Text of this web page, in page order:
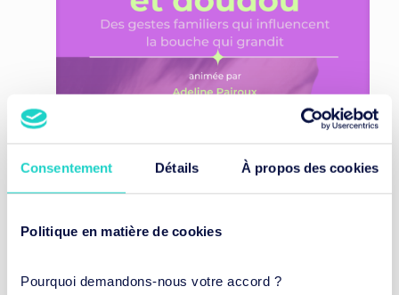
Consentement Détails À propos des cookies
Politique en matière de cookies
Pourquoi demandons-nous votre accord ?